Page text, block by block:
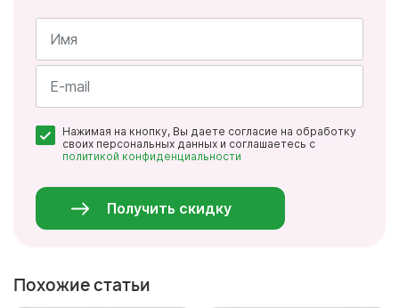
Имя
*
Нажимая на кнопку, Вы даете согласие на обработку
своих персональных данных и соглашаетесь с
политикой конфиденциальности
Получить скидку
Похожие статьи